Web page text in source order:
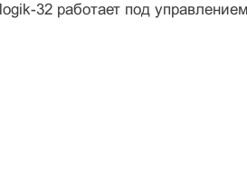
32 работает под